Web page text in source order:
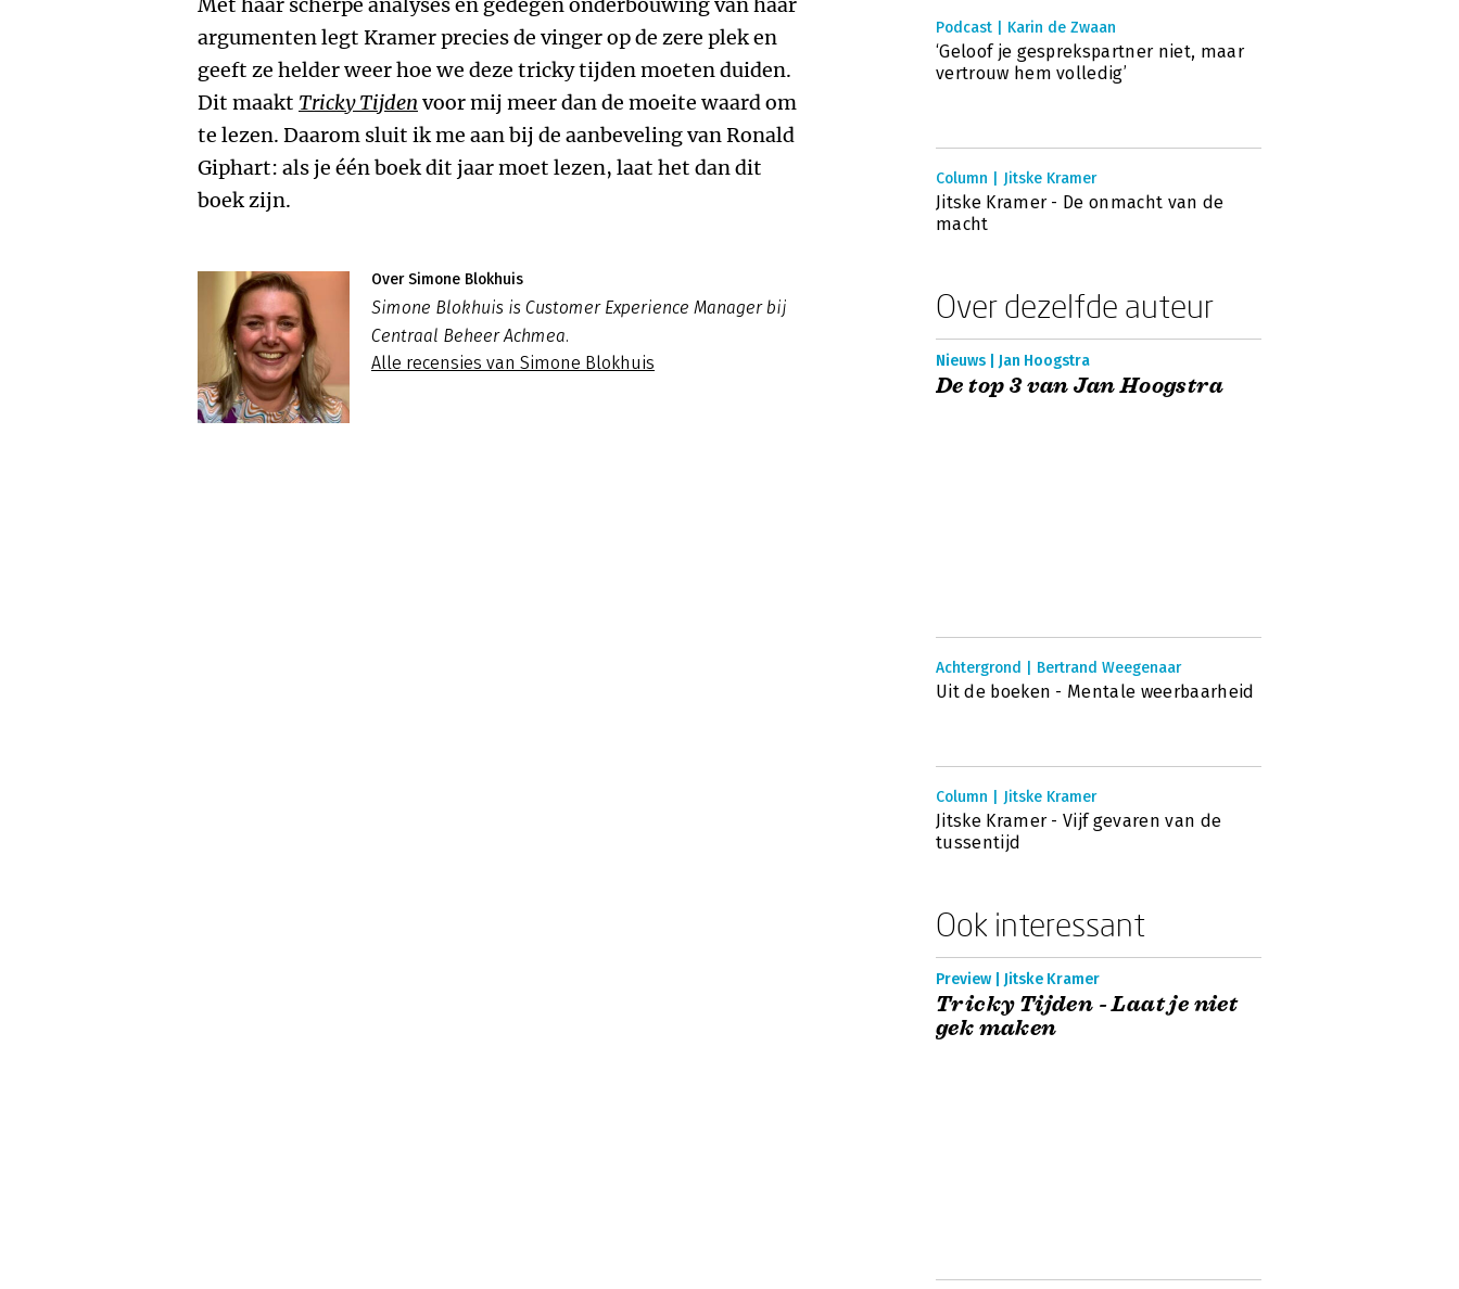
argumenten legt Kramer precies de vinger op de zere plek en
geeft ze helder weer hoe we deze tricky tijden moeten duiden.
Dit maakt Tricky Tijden voor mij meer dan de moeite waard om
te lezen. Daarom sluit ik me aan bij de aanbeveling van Ronald
Giphart: als je één boek dit jaar moet lezen, laat het dan dit
boek zijn.
Over Simone Blokhuis
Simone Blokhuis is Customer Experience Manager bij
Centraal Beheer Achmea.
Alle recensies van Simone Blokhuis
Podcast | Karin de Zwaan
‘Geloof je gesprekspartner niet, maar
vertrouw hem volledig’
Column | Jitske Kramer
Jitske Kramer - De onmacht van de
macht
Over dezelfde auteur
Nieuws | Jan Hoogstra
De top 3 van Jan Hoogstra
Achtergrond | Bertrand Weegenaar
Uit de boeken - Mentale weerbaarheid
Column | Jitske Kramer
Jitske Kramer - Vijf gevaren van de
tussentijd
Ook interessant
Preview | Jitske Kramer
Tricky Tijden - Laat je niet
gek maken